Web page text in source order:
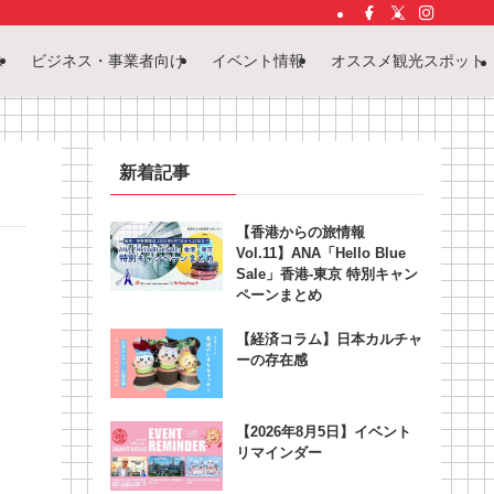
ビジネス・事業者向け イベント情報 オススメ観光スポット
新着記事
【香港からの旅情報
Vol.11】ANA「Hello Blue
Sale」香港‐東京 特別キャン
ペーンまとめ
【経済コラム】日本カルチャ
ーの存在感
【2026年8月5日】イベント
リマインダー